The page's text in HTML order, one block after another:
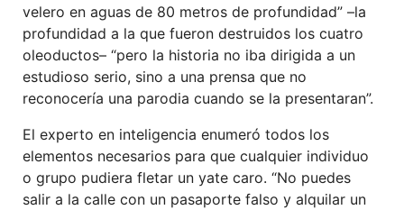
velero en aguas de 80 metros de profundidad” –la
profundidad a la que fueron destruidos los cuatro
oleoductos– “pero la historia no iba dirigida a un
estudioso serio, sino a una prensa que no
reconocería una parodia cuando se la presentaran”.
El experto en inteligencia enumeró todos los
elementos necesarios para que cualquier individuo
o grupo pudiera fletar un yate caro. “No puedes
salir a la calle con un pasaporte falso y alquilar un